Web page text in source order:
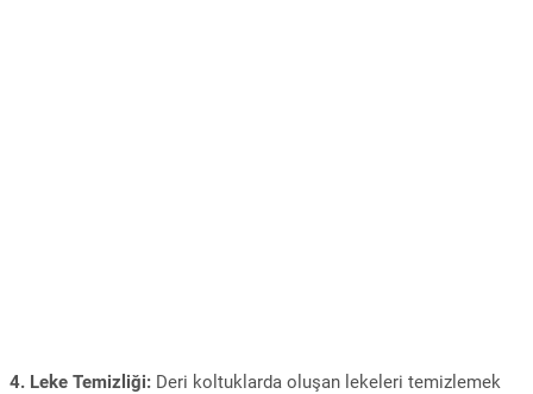
4. Leke Temizliği: Deri koltuklarda oluşan lekeleri temizlemek